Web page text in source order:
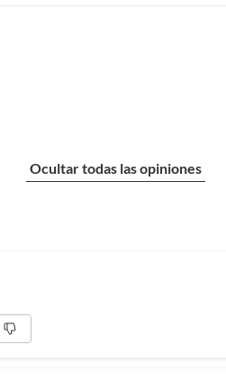
Ocultar todas las opiniones